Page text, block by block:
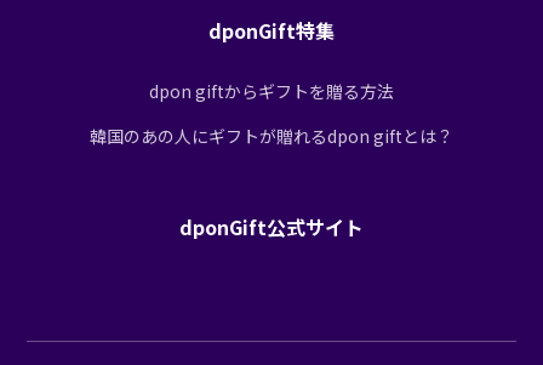
dponGift特集
dpon giftからギフトを贈る方法
韓国のあの人にギフトが贈れるdpon giftとは？
dponGift公式サイト